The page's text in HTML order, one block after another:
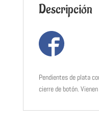
Descripción
Pendientes de plata
cierre de botón.